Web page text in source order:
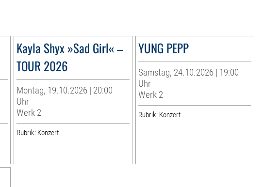
Kayla Shyx »Sad Girl« –
TOUR 2026
Montag, 19.10.2026 | 20:00
Uhr
Werk 2
Rubrik: Konzert
YUNG PEPP
Samstag, 24.10.2026 | 19:00
Uhr
Werk 2
Rubrik: Konzert